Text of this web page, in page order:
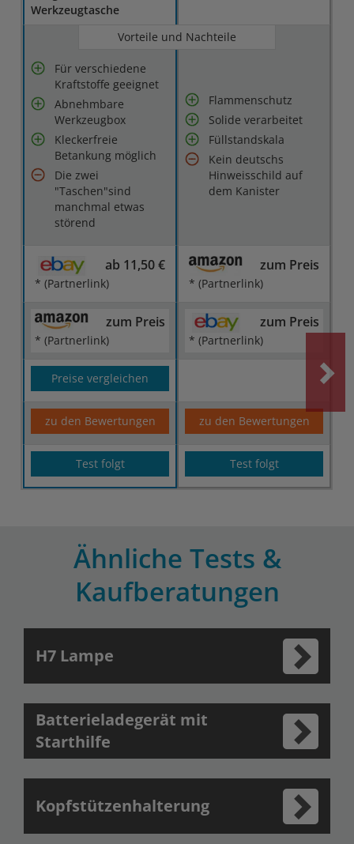
Werkzeugtasche
Vorteile und Nachteile
Für verschiedene
Kraftstoffe geeignet
Abnehmbare
Werkzeugbox
Kleckerfreie
Betankung möglich
Die zwei
"Taschen"sind
manchmal etwas
störend
Flammenschutz
Solide verarbeitet
Füllstandskala
Kein deutschs
Hinweisschild auf
dem Kanister
ab 11,50 €
* (Partnerlink)
zum Preis
* (Partnerlink)
zum Preis
* (Partnerlink)
zum Preis
* (Partnerlink)
Preise vergleichen
zu den Bewertungen zu den Bewertungen
Test folgt Test folgt
Ähnliche Tests &
Kaufberatungen
H7 Lampe
Batterieladegerät mit
Starthilfe
Kopfstützenhalterung